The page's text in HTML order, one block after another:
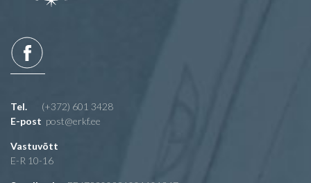
Tel.
(+372) 601 3428
E-post post@erkf.ee
Vastuvõtt
E-R 10-16